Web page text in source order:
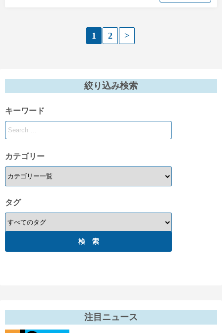
ペ
ー
ジ
送
り
1 2 >
絞り込み検索
キーワード
カテゴリー
タグ
注目ニュース